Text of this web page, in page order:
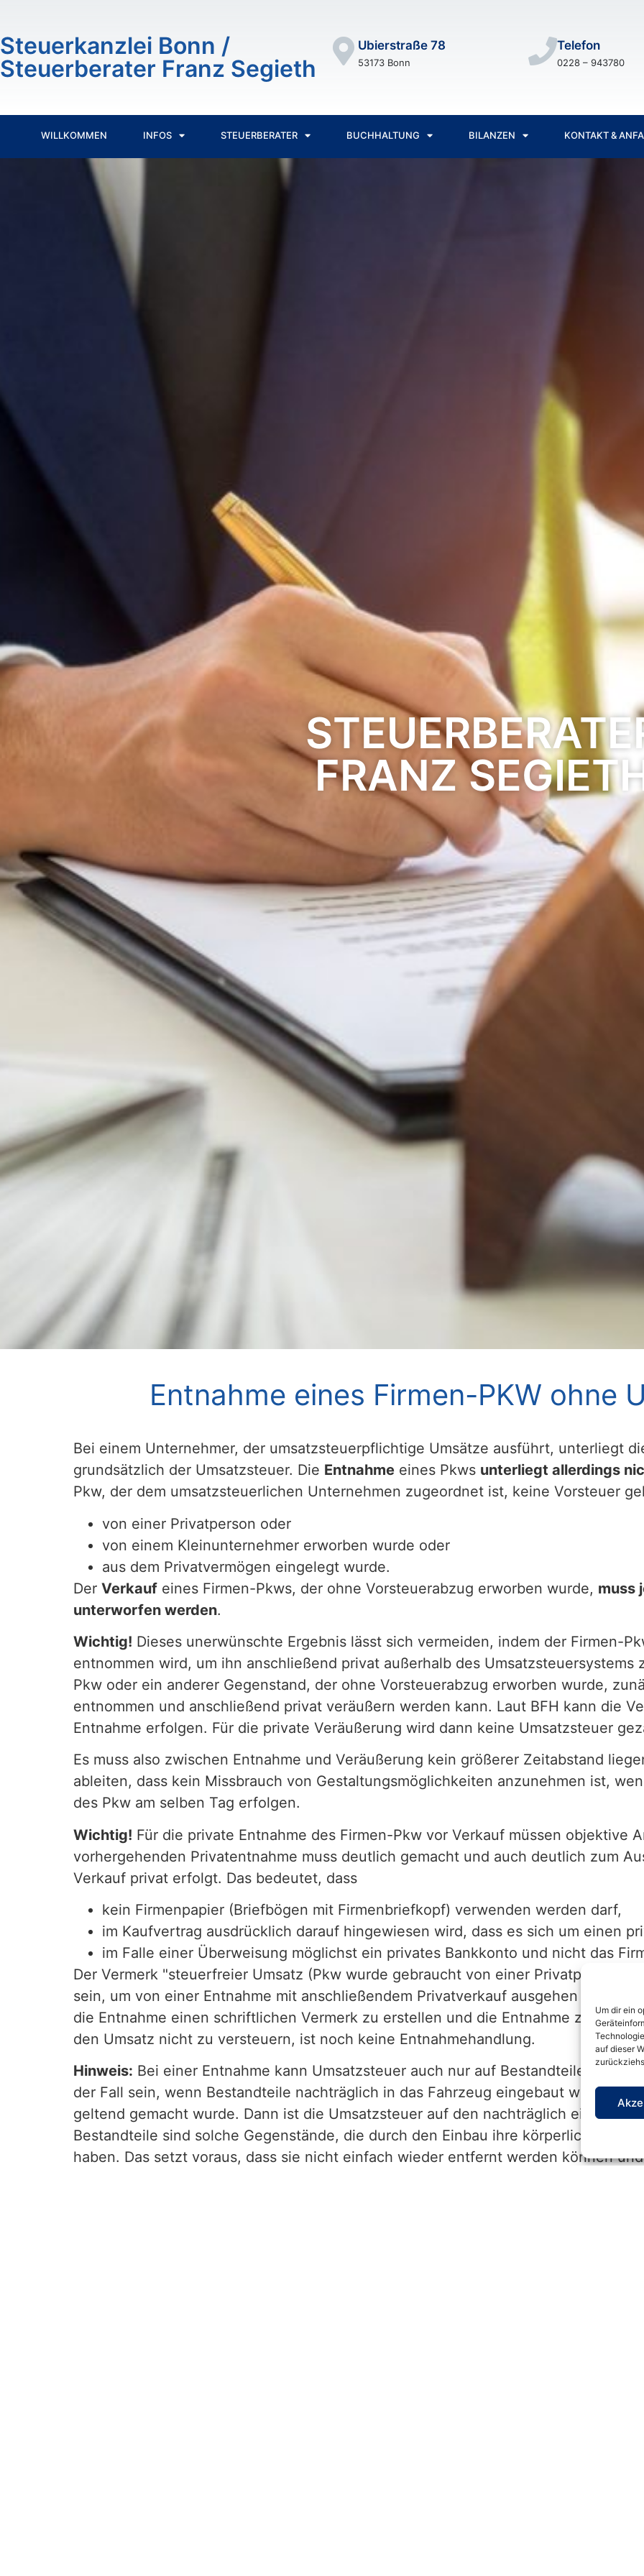
Um dir ein
auf dieser
Steuerkanzlei Bonn /
Steuerberater Franz Segieth
Ubierstraße 78
53173 Bonn
Telefon
0228 – 943780
WILLKOMMEN INFOS STEUERBERATER BUCHHALTUNG BILANZEN KONTAKT &
FRANZ
Entnahme eines Firmen-PKW ohne
Bei einem Unternehmer, der umsatzsteuerpflichtige Umsätze ausführt, unterliegt
grundsätzlich der Umsatzsteuer. Die Entnahme eines Pkws unterliegt allerdings
Pkw, der dem umsatzsteuerlichen Unternehmen zugeordnet ist, keine Vorsteuer
von einer Privatperson oder
von einem Kleinunternehmer erworben wurde oder
aus dem Privatvermögen eingelegt wurde.
Der Verkauf eines Firmen-Pkws, der ohne Vorsteuerabzug erworben wurde, muss
unterworfen werden.
Wichtig! Dieses unerwünschte Ergebnis lässt sich vermeiden, indem der Firmen-
entnommen wird, um ihn anschließend privat außerhalb des Umsatzsteuersystems
Pkw oder ein anderer Gegenstand, der ohne Vorsteuerabzug erworben wurde,
entnommen und anschließend privat veräußern werden kann. Laut BFH kann die
Entnahme erfolgen. Für die private Veräußerung wird dann keine Umsatzsteuer
Es muss also zwischen Entnahme und Veräußerung kein größerer Zeitabstand
ableiten, dass kein Missbrauch von Gestaltungsmöglichkeiten anzunehmen ist,
des Pkw am selben Tag erfolgen.
Wichtig! Für die private Entnahme des Firmen-Pkw vor Verkauf müssen objektive
vorhergehenden Privatentnahme muss deutlich gemacht und auch deutlich zum
Verkauf privat erfolgt. Das bedeutet, dass
kein Firmenpapier (Briefbögen mit Firmenbriefkopf) verwenden werden darf,
im Kaufvertrag ausdrücklich darauf hingewiesen wird, dass es sich um einen
im Falle einer Überweisung möglichst ein privates Bankkonto und nicht das
Der Vermerk "steuerfreier Umsatz (Pkw wurde gebraucht von einer Privatperson
sein, um von einer Entnahme mit anschließendem Privatverkauf ausgehen zu
die Entnahme einen schriftlichen Vermerk zu erstellen und die Entnahme zeitnah
den Umsatz nicht zu versteuern, ist noch keine Entnahmehandlung.
Hinweis: Bei einer Entnahme kann Umsatzsteuer auch nur auf Bestandteile des
der Fall sein, wenn Bestandteile nachträglich in das Fahrzeug eingebaut wurden
geltend gemacht wurde. Dann ist die Umsatzsteuer auf den nachträglich
Bestandteile sind solche Gegenstände, die durch den Einbau ihre körperliche und
haben. Das setzt voraus, dass sie nicht einfach wieder entfernt werden können